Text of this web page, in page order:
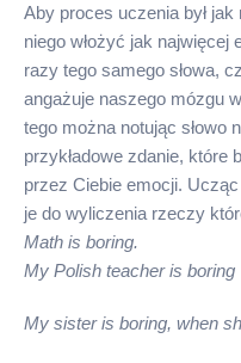
Aby proces uczenia był
niego włożyć jak
razy tego samego słowa,
angażuje naszego mózgu
tego można notując słowo
przykładowe zdanie, które
przez Ciebie emocji. Ucząc
je do wyliczenia rzeczy
Math is boring.
My Polish teacher is boring
My sister is boring, when